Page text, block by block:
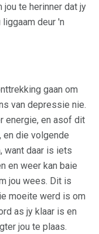
jou te herinner dat jy
deur 'n
gaan om
van depressie nie.
energie, en asof dit
die volgende
want daar is iets
en weer kan baie
jou wees. Dit is
moeite werd is om
as jy klaar is en
jou te plaas.